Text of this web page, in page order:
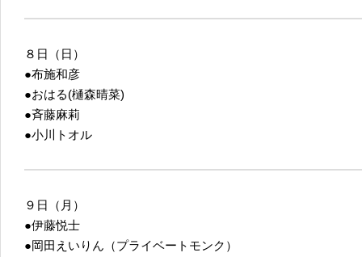
８日（日）
●布施和彦
●おはる(樋森晴菜)
●斉藤麻莉
●小川トオル
９日（月）
●伊藤悦士
●岡田えいりん（プライベートモンク）